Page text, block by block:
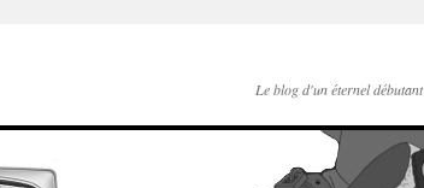
Le blog d'un éternel débutant